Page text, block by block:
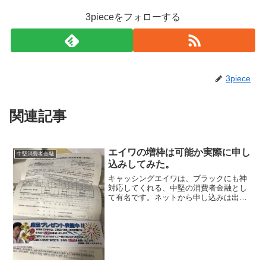
3pieceをフォローする
3piece
関連記事
中堅消費者金融
エイワの増枠は可能か実際に申し
込みしてみた。
キャッシングエイワは、ブラックにも神
対応してくれる、中堅の消費者金融とし
て有名です。ネットから申し込みは出来